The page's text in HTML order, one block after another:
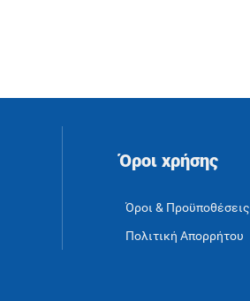
Όροι χρήσης
Όροι & Προϋποθέσεις
Πολιτική Απορρήτου